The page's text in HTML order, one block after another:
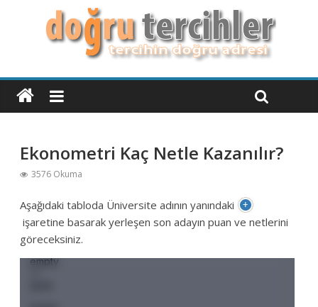
Ekonometri Kaç Netle Kazanılır?
3576 Okuma
Aşağıdaki tabloda Üniversite adının yanındaki
işaretine basarak yerleşen son adayın puan ve netlerini
göreceksiniz.